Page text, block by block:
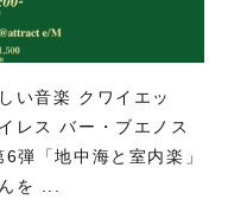
い音楽 クワイエッ
レス バー・ブエノス
弾「地中海と室内楽」
を ...